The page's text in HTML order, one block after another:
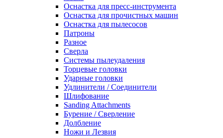
Оснастка для пресс-инструмента
Оснастка для прочистных машин
Оснастка для пылесосов
Патроны
Разное
Сверла
Системы пылеудаления
Торцевые головки
Ударные головки
Удлинители / Соединители
Шлифование
Sanding Attachments
Бурение / Сверление
Долбление
Ножи и Лезвия